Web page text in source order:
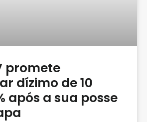
promete
dízimo de 10
após a sua posse